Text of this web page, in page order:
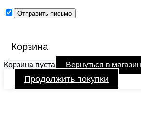
Корзина
Корзина пуста Вернуться в магазин
Продолжить покупки